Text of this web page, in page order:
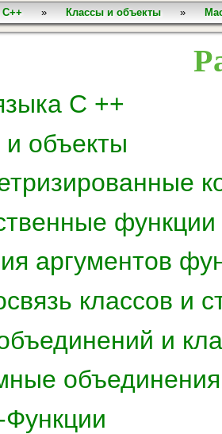
С++ » Классы и объекты »
С ++
объекты
функции
аргументов
классов и
и
объединения
Функции